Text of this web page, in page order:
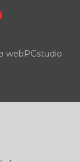
webPCstudio